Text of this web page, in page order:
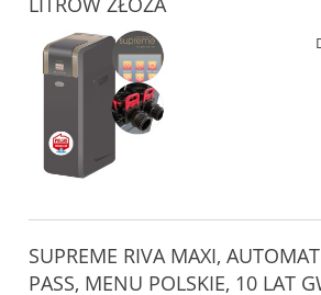
SUPREME RIVA MAXI,
PASS, MENU POLSKIE, 10 LAT